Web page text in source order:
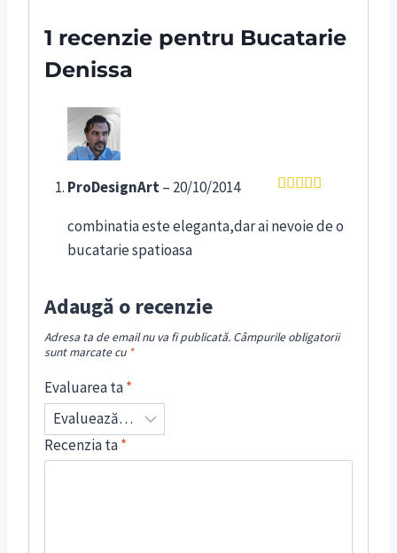
1 recenzie pentru Bucatarie
Denissa
din 5
ProDesignArt– 20/10/2014
combinatia este eleganta,dar ai nevoie de o
bucatarie spatioasa
Adaugă o recenzie
Adresa ta de email nu va fi publicată. Câmpurile obligatorii
sunt marcate cu *
Evaluarea ta*
Recenzia ta*